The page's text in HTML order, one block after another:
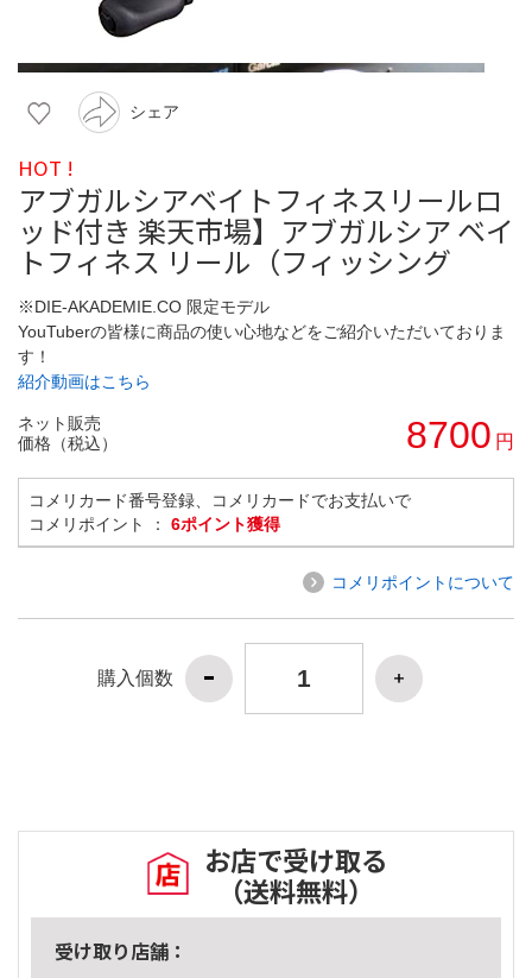
シェア
HOT !
アブガルシアベイトフィネスリールロ
ッド付き 楽天市場】アブガルシア ベイ
トフィネス リール（フィッシング
※DIE-AKADEMIE.CO 限定モデル
YouTuberの皆様に商品の使い心地などをご紹介いただいておりま
す！
紹介動画はこちら
ネット販売
価格（税込）
8700 円
コメリカード番号登録、コメリカードでお支払いで
コメリポイント ： 6ポイント獲得
コメリポイントについて
購入個数
お店で受け取る
（送料無料）
受け取り店舗：